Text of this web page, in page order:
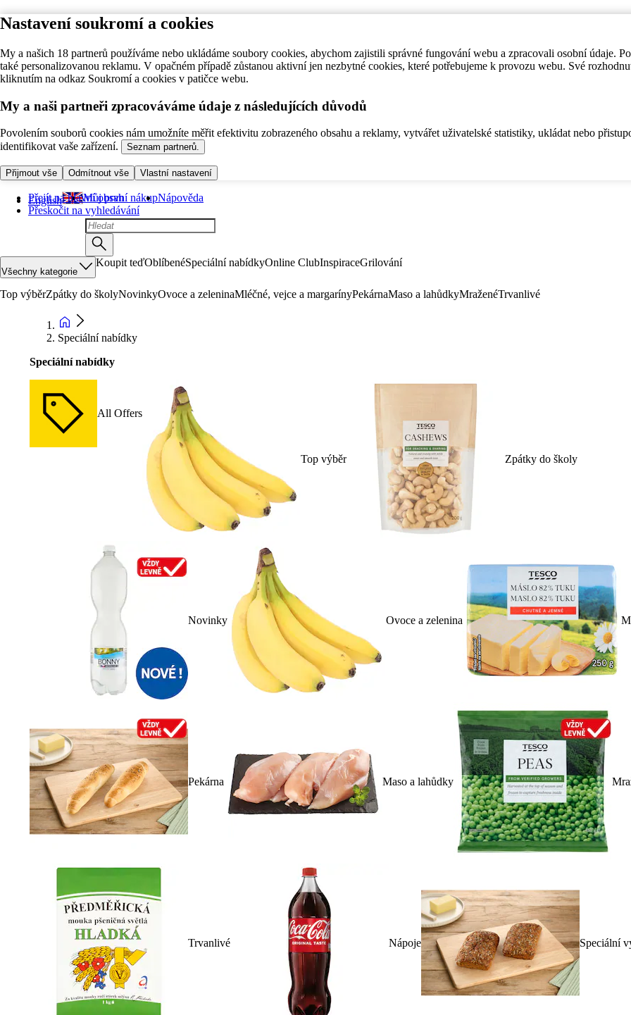
Nastavení soukromí a cookies
My a našich 18 partnerů používáme nebo ukládáme soubory cookies, abychom zajistili správné fungování webu a zpracovali osobní údaje.
také personalizovanou reklamu. V opačném případě zůstanou aktivní jen nezbytné cookies, které potřebujeme k provozu webu. Své
kliknutím na odkaz Soukromí a cookies v patičce webu.
My a naši partneři zpracováváme údaje z následujících důvodů
Povolením souborů cookies nám umožníte měřit efektivitu zobrazeného obsahu a reklamy, vytvářet uživatelské statistiky, ukládat nebo
identifikovat vaše zařízení.
Seznam partnerů.
Přijmout vše Odmítnout vše Vlastní nastavení
Přejít na hlavní obsah
Přeskočit na vyhledávání
English Můj první nákupNápověda
Všechny kategorie
Koupit teďOblíbenéSpeciální nabídkyOnline ClubInspiraceGrilování
Top výběrZpátky do školyNovinkyOvoce a zeleninaMléčné, vejce a margarínyPekárnaMaso a lahůdkyMraženéTrvanlivé
Speciální nabídky
Speciální nabídky
All Offers
Top výběr Zpátky do školy
Novinky Ovoce a zelenina
Pekárna Maso a lahůdky
Trvanlivé Nápoje Speciální